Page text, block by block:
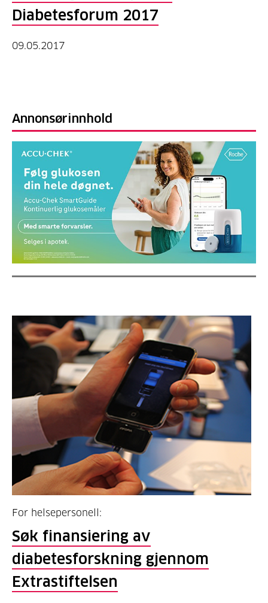
Diabetesforum 2017
09.05.2017
Annonsørinnhold
For helsepersonell:
Søk finansiering av
diabetesforskning gjennom
Extrastiftelsen